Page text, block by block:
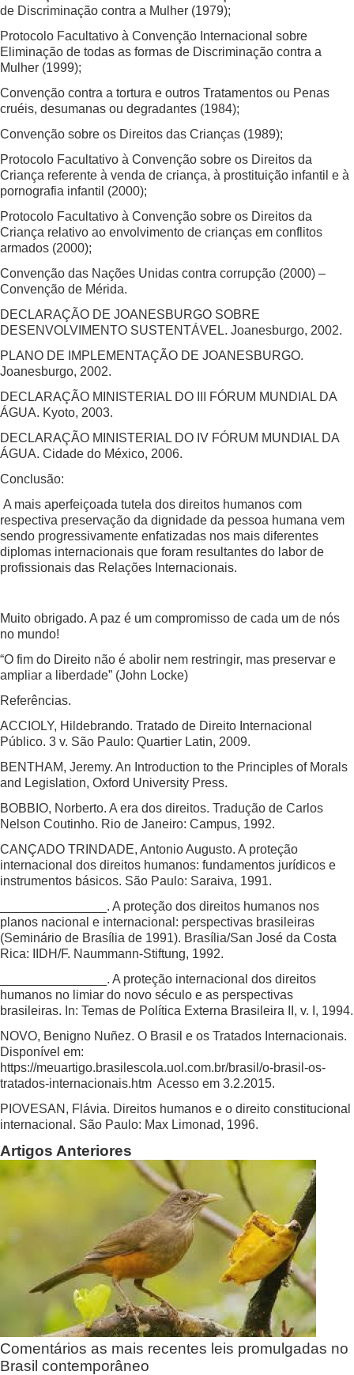
de Discriminação contra a Mulher (1979);
Protocolo Facultativo à Convenção Internacional sobre
Eliminação de todas as formas de Discriminação contra a
Mulher (1999);
Convenção contra a tortura e outros Tratamentos ou Penas
cruéis, desumanas ou degradantes (1984);
Convenção sobre os Direitos das Crianças (1989);
Protocolo Facultativo à Convenção sobre os Direitos da
Criança referente à venda de criança, à prostituição infantil e à
pornografia infantil (2000);
Protocolo Facultativo à Convenção sobre os Direitos da
Criança relativo ao envolvimento de crianças em conflitos
armados (2000);
Convenção das Nações Unidas contra corrupção (2000) –
Convenção de Mérida.
DECLARAÇÃO DE JOANESBURGO SOBRE
DESENVOLVIMENTO SUSTENTÁVEL. Joanesburgo, 2002.
PLANO DE IMPLEMENTAÇÃO DE JOANESBURGO.
Joanesburgo, 2002.
DECLARAÇÃO MINISTERIAL DO III FÓRUM MUNDIAL DA
ÁGUA. Kyoto, 2003.
DECLARAÇÃO MINISTERIAL DO IV FÓRUM MUNDIAL DA
ÁGUA. Cidade do México, 2006.
Conclusão:
A mais aperfeiçoada tutela dos direitos humanos com
respectiva preservação da dignidade da pessoa humana vem
sendo progressivamente enfatizadas nos mais diferentes
diplomas internacionais que foram resultantes do labor de
profissionais das Relações Internacionais.
Muito obrigado. A paz é um compromisso de cada um de nós
no mundo!
“O fim do Direito não é abolir nem restringir, mas preservar e
ampliar a liberdade” (John Locke)
Referências.
ACCIOLY, Hildebrando. Tratado de Direito Internacional
Público. 3 v. São Paulo: Quartier Latin, 2009.
BENTHAM, Jeremy. An Introduction to the Principles of Morals
and Legislation, Oxford University Press.
BOBBIO, Norberto. A era dos direitos. Tradução de Carlos
Nelson Coutinho. Rio de Janeiro: Campus, 1992.
CANÇADO TRINDADE, Antonio Augusto. A proteção
internacional dos direitos humanos: fundamentos jurídicos e
instrumentos básicos. São Paulo: Saraiva, 1991.
_______________. A proteção dos direitos humanos nos
planos nacional e internacional: perspectivas brasileiras
(Seminário de Brasília de 1991). Brasília/San José da Costa
Rica: IIDH/F. Naummann-Stiftung, 1992.
_______________. A proteção internacional dos direitos
humanos no limiar do novo século e as perspectivas
brasileiras. In: Temas de Política Externa Brasileira II, v. I, 1994.
NOVO, Benigno Nuñez. O Brasil e os Tratados Internacionais.
Disponível em:
https://meuartigo.brasilescola.uol.com.br/brasil/o-brasil-os-
tratados-internacionais.htm Acesso em 3.2.2015.
PIOVESAN, Flávia. Direitos humanos e o direito constitucional
internacional. São Paulo: Max Limonad, 1996.
Artigos Anteriores
Comentários as mais recentes leis promulgadas no
Brasil contemporâneo